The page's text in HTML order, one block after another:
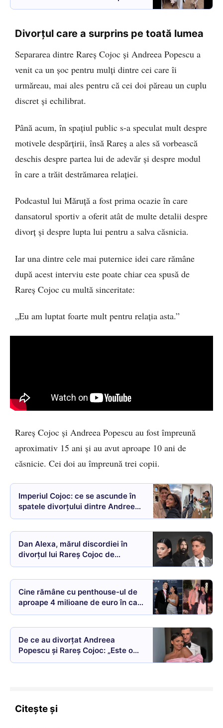
după ce a plecat din penthouse-ul
Divorțul care a surprins pe toată lumea
Separarea dintre Rareș Cojoc și Andreea Popescu a
venit ca un șoc pentru mulți dintre cei care îi
urmăreau, mai ales pentru că cei doi păreau un cuplu
discret și echilibrat.
Până acum, în spațiul public s-a speculat mult despre
motivele despărțirii, însă Rareș a ales să vorbească
deschis despre partea lui de adevăr și despre modul
în care a trăit destrămarea relației.
Podcastul lui Măruță a fost prima ocazie în care
dansatorul sportiv a oferit atât de multe detalii despre
divorț și despre lupta lui pentru a salva căsnicia.
Iar una dintre cele mai puternice idei care rămâne
după acest interviu este poate chiar cea spusă de
Rareș Cojoc cu multă sinceritate:
„Eu am luptat foarte mult pentru relația asta.”
Rareș Cojoc și Andreea Popescu au fost împreună
aproximativ 15 ani și au avut aproape 10 ani de
căsnicie. Cei doi au împreună trei copii.
Imperiul Cojoc: ce se ascunde în
spatele divorțului dintre Andreea
Popescu și Rareș Cojoc? Adevărul
Dan Alexa, mărul discordiei în
divorțul lui Rareș Cojoc de
Andreea Popescu?
Cine rămâne cu penthouse-ul de
aproape 4 milioane de euro în care
Andreea Popescu locuia cu Rareș
interiorul locuinței de lux
De ce au divorțat Andreea
Popescu și Rareș Cojoc: „Este o
ruptură, o traumă și o suferință.
Citește și